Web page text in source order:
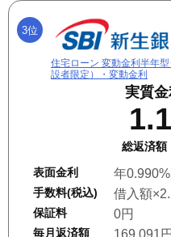
3位
住宅ローン 変動金利半年
設者限定）・変動金利
実質金
総返済額
表面金利 年0.990%
手数料(税込) 借入額
保証料 0円
毎月返済額